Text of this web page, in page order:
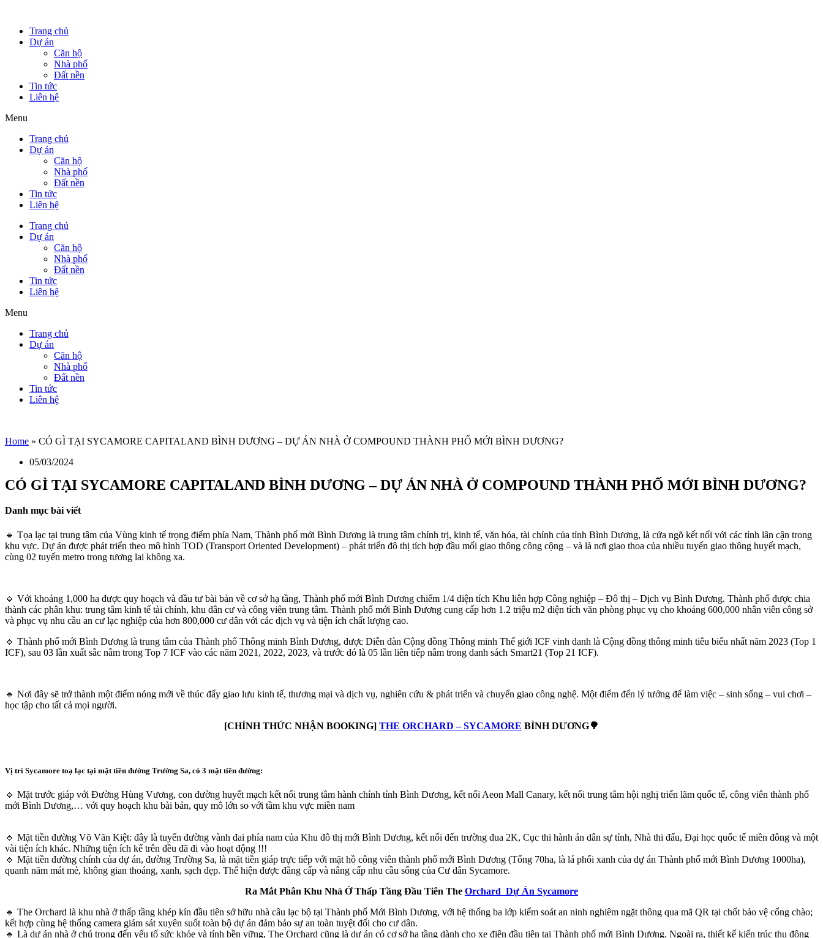
Trang chủ
Dự án
Căn hộ
Nhà phố
Đất nền
Tin tức
Liên hệ
Menu
Trang chủ
Dự án
Căn hộ
Nhà phố
Đất nền
Tin tức
Liên hệ
Trang chủ
Dự án
Căn hộ
Nhà phố
Đất nền
Tin tức
Liên hệ
Menu
Trang chủ
Dự án
Căn hộ
Nhà phố
Đất nền
Tin tức
Liên hệ
Home » CÓ GÌ TẠI SYCAMORE CAPITALAND BÌNH DƯƠNG – DỰ ÁN NHÀ Ở COMPOUND THÀNH PHỐ MỚI BÌNH DƯƠNG?
05/03/2024
CÓ GÌ TẠI SYCAMORE CAPITALAND BÌNH DƯƠNG – DỰ ÁN NHÀ Ở COMPOUND THÀNH PHỐ MỚI BÌNH DƯƠNG?
Danh mục bài viết
🔹 Tọa lạc tại trung tâm của Vùng kinh tế trọng điểm phía Nam, Thành phố mới Bình Dương là trung tâm chính trị, kinh tế, văn hóa, tài chính của tỉnh Bình Dương, là cửa ngõ kết nối với các tỉnh lân cận trong
khu vực. Dự án được phát triển theo mô hình TOD (Transport Oriented Development) – phát triển đô thị tích hợp đầu mối giao thông công cộng – và là nơi giao thoa của nhiều tuyến giao thông huyết mạch,
cùng 02 tuyến metro trong tương lai không xa.
🔹 Với khoảng 1,000 ha được quy hoạch và đầu tư bài bản về cơ sở hạ tầng, Thành phố mới Bình Dương chiếm 1/4 diện tích Khu liên hợp Công nghiệp – Đô thị – Dịch vụ Bình Dương. Thành phố được chia
thành các phân khu: trung tâm kinh tế tài chính, khu dân cư và công viên trung tâm. Thành phố mới Bình Dương cung cấp hơn 1.2 triệu m2 diện tích văn phòng phục vụ cho khoảng 600,000 nhân viên công sở
và phục vụ nhu cầu an cư lạc nghiệp của hơn 800,000 cư dân với các dịch vụ và tiện ích chất lượng cao.
🔹 Thành phố mới Bình Dương là trung tâm của Thành phố Thông minh Bình Dương, được Diễn đàn Cộng đồng Thông minh Thế giới ICF vinh danh là Cộng đồng thông minh tiêu biểu nhất năm 2023 (Top 1
ICF), sau 03 lần xuất sắc nằm trong Top 7 ICF vào các năm 2021, 2022, 2023, và trước đó là 05 lần liên tiếp nằm trong danh sách Smart21 (Top 21 ICF).
🔹 Nơi đây sẽ trở thành một điểm nóng mới về thúc đẩy giao lưu kinh tế, thương mại và dịch vụ, nghiên cứu & phát triển và chuyển giao công nghệ. Một điểm đến lý tưởng để làm việc – sinh sống – vui chơi –
học tập cho tất cả mọi người.
[CHÍNH THỨC NHẬN BOOKING] THE ORCHARD – SYCAMORE BÌNH DƯƠNG🌳
Vị trí Sycamore toạ lạc tại mặt tiền đường Trường Sa, có 3 mặt tiền đường:
🔹 Mặt trước giáp với Đường Hùng Vương, con đường huyết mạch kết nối trung tâm hành chính tỉnh Bình Dương, kết nối Aeon Mall Canary, kết nối trung tâm hội nghị triển lãm quốc tế, công viên thành phố
mới Bình Dương,… với quy hoạch khu bài bản, quy mô lớn so với tầm khu vực miền nam
🔹 Mặt tiền đường Võ Văn Kiệt: đây là tuyến đường vành đai phía nam của Khu đô thị mới Bình Dương, kết nối đến trường đua 2K, Cục thi hành án dân sự tỉnh, Nhà thi đấu, Đại học quốc tế miền đông và một
vài tiện ích khác. Những tiện ích kể trên đều đã đi vào hoạt động !!!
🔹 Mặt tiền đường chính của dự án, đường Trường Sa, là mặt tiền giáp trực tiếp với mặt hồ công viên thành phố mới Bình Dương (Tổng 70ha, là lá phổi xanh của dự án Thành phố mới Bình Dương 1000ha),
quanh năm mát mẻ, không gian thoáng, xanh, sạch đẹp. Thể hiện được đẳng cấp và nâng cấp nhu cầu sống của Cư dân Sycamore.
Ra Mắt Phân Khu Nhà Ở Thấp Tầng Đầu Tiên The Orchard Dự Án Sycamore
🔹 The Orchard là khu nhà ở thấp tầng khép kín đầu tiên sở hữu nhà câu lạc bộ tại Thành phố Mới Bình Dương, với hệ thống ba lớp kiểm soát an ninh nghiêm ngặt thông qua mã QR tại chốt bảo vệ cổng chào;
kết hợp cùng hệ thống camera giám sát xuyên suốt toàn bộ dự án đảm bảo sự an toàn tuyệt đối cho cư dân.
🔹 Là dự án nhà ở chú trọng đến yếu tố sức khỏe và tính bền vững, The Orchard cũng là dự án có cơ sở hạ tầng dành cho xe điện đầu tiên tại Thành phố mới Bình Dương. Ngoài ra, thiết kế kiến trúc thụ động